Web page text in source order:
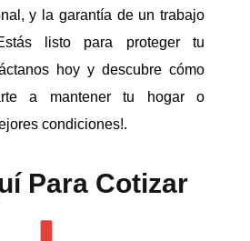
y la garantía de un trabajo
listo para proteger tu
hoy y descubre cómo
a mantener tu hogar o
condiciones!.
Para Cotizar​